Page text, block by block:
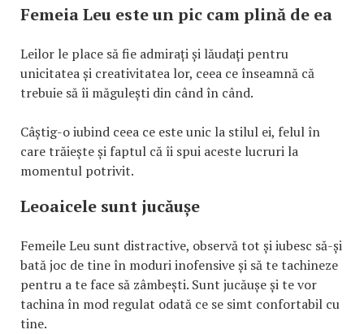
Femeia Leu este un pic cam plină de ea
Leilor le place să fie admirați și lăudați pentru
unicitatea și creativitatea lor, ceea ce înseamnă că
trebuie să îi măgulești din când în când.
Câștig-o iubind ceea ce este unic la stilul ei, felul în
care trăiește și faptul că îi spui aceste lucruri la
momentul potrivit.
Leoaicele sunt jucăușe
Femeile Leu sunt distractive, observă tot și iubesc să-și
bată joc de tine în moduri inofensive și să te tachineze
pentru a te face să zâmbești. Sunt jucăușe și te vor
tachina în mod regulat odată ce se simt confortabil cu
tine.